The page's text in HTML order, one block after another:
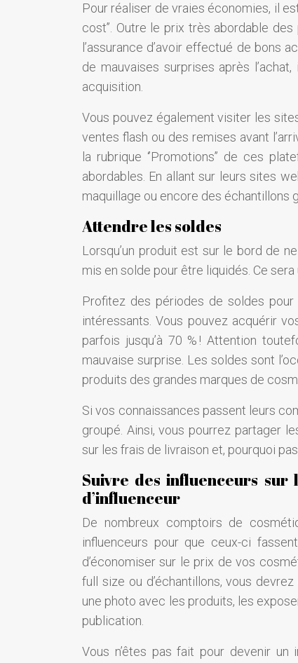
Pour réaliser de vraies économies, il
cost’’. Outre le prix très abordable
l’assurance d’avoir effectué de bons
de mauvaises surprises après
acquisition.
Vous pouvez également visiter les
ventes flash ou des remises avant
la rubrique ‘’Promotions’’ de ces
abordables. En allant sur leurs sites
maquillage ou encore des échantillons
Attendre les soldes
Lorsqu’un produit est sur le bord de
mis en solde pour être liquidés. Ce
Profitez des périodes de soldes
intéressants. Vous pouvez acquérir
parfois jusqu’à 70 % ! Attention
mauvaise surprise. Les soldes sont
produits des grandes marques de
Si vos connaissances passent leurs
groupé. Ainsi, vous pourrez partager
sur les frais de livraison et, pourquoi
Suivre des influenceurs
d’influenceur
De nombreux comptoirs de
influenceurs pour que ceux-ci
d’économiser sur le prix de vos
full size ou d’échantillons, vous
une photo avec les produits, les
publication.
Vous n’êtes pas fait pour devenir un